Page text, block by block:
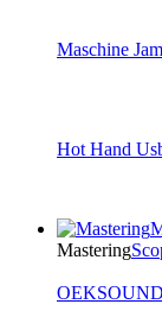
Maschine Jam
Hot Hand
Mastering